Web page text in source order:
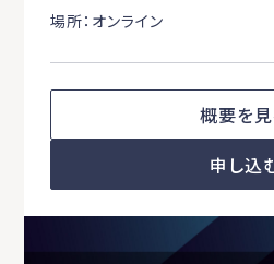
場所：オンライン
概要を
申し込